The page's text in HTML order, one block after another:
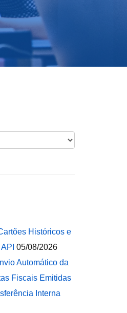
Históricos e
05/08/2026
Automático da
Fiscais Emitidas
Interna